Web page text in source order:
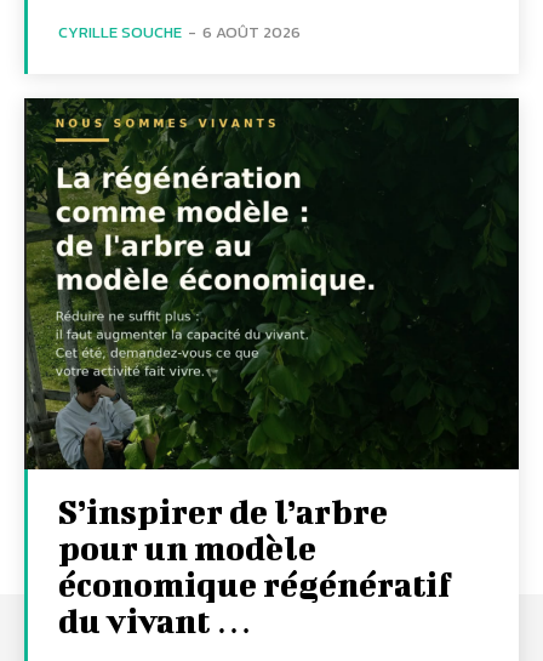
CYRILLE SOUCHE - 6 AOÛT 2026
S’inspirer de l’arbre
pour un modèle
économique régénératif
du vivant …